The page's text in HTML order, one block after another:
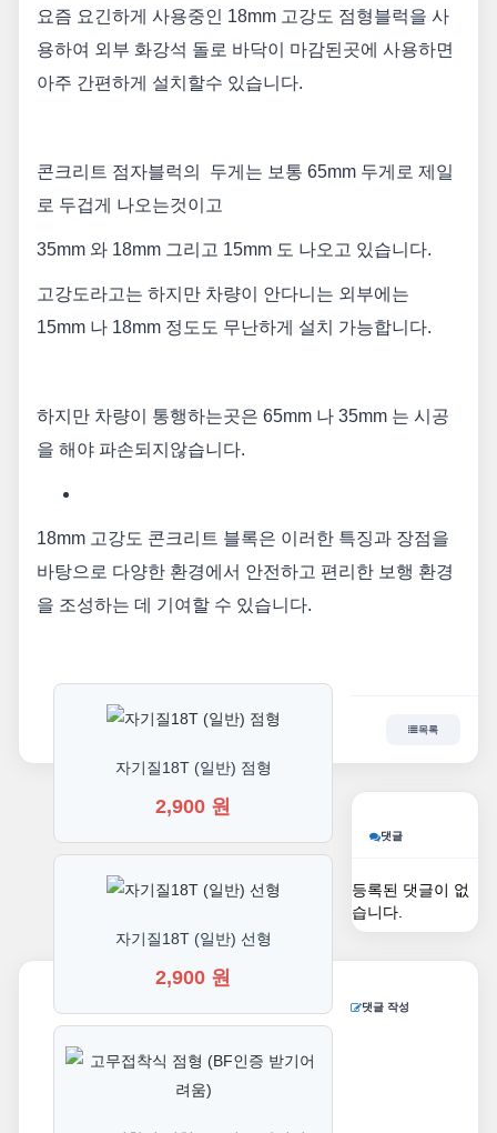
요즘 요긴하게 사용중인 18mm 고강도 점형블럭을 사
용하여 외부 화강석 돌로 바닥이 마감된곳에 사용하면
아주 간편하게 설치할수 있습니다.
콘크리트 점자블럭의 두게는 보통 65mm 두게로 제일
로 두겁게 나오는것이고
35mm 와 18mm 그리고 15mm 도 나오고 있습니다.
고강도라고는 하지만 차량이 안다니는 외부에는
15mm 나 18mm 정도도 무난하게 설치 가능합니다.
하지만 차량이 통행하는곳은 65mm 나 35mm 는 시공
을 해야 파손되지않습니다.
18mm 고강도 콘크리트 블록은 이러한 특징과 장점을
바탕으로 다양한 환경에서 안전하고 편리한 보행 환경
을 조성하는 데 기여할 수 있습니다.
자기질18T (일반) 점형
2,900 원
자기질18T (일반) 선형
2,900 원
목록
댓글
등록된 댓글이 없
습니다.
댓글 작성